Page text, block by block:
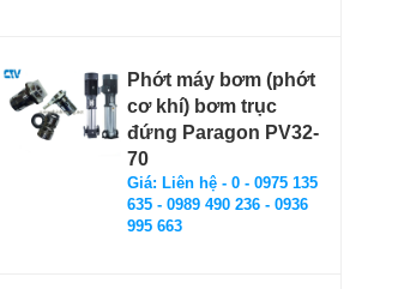
Phớt máy bơm (phớt
cơ khí) bơm trục
đứng Paragon PV32-
70
Giá: Liên hệ - 0 - 0975 135
635 - 0989 490 236 - 0936
995 663